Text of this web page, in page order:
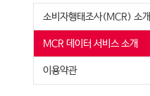
소비자행태조사(MCR) 소개
MCR 데이터 서비스 소개
이용약관